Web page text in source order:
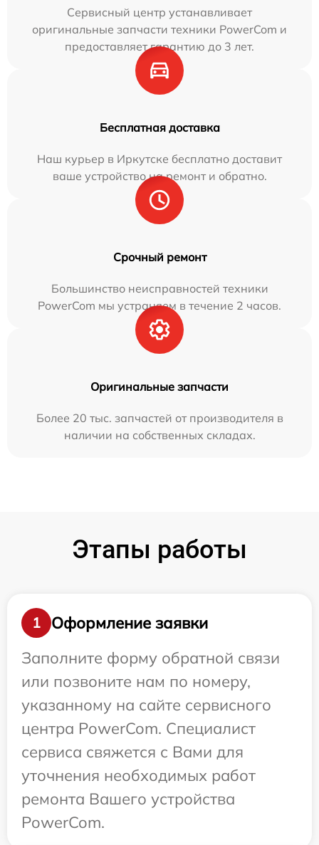
Сервисный центр устанавливает
оригинальные запчасти техники PowerCom и
предоставляет гарантию до 3 лет.
Бесплатная доставка
Наш курьер в Иркутске бесплатно доставит
ваше устройство на ремонт и обратно.
Срочный ремонт
Большинство неисправностей техники
PowerCom мы устраняем в течение 2 часов.
Оригинальные запчасти
Более 20 тыс. запчастей от производителя в
наличии на собственных складах.
Этапы работы
1
Оформление заявки
Заполните форму обратной связи
или позвоните нам по номеру,
указанному на сайте сервисного
центра PowerCom. Специалист
сервиса свяжется с Вами для
уточнения необходимых работ
ремонта Вашего устройства
PowerCom.